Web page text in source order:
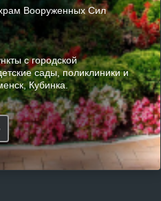
Вооруженных Сил
с городской
сады, поликлиники и
Кубинка.